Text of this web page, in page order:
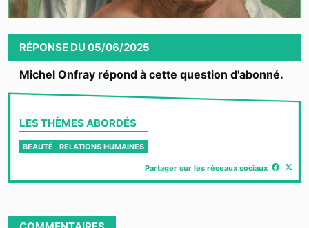
Video
RÉPONSE DU 05/06/2025
Michel Onfray répond à cette question d'abonné.
LES THÈMES ABORDÉS
BEAUTÉ RELATIONS HUMAINES
Partager sur les réseaux sociaux